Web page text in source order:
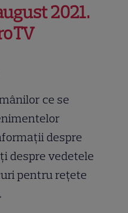
2021.
ce se
despre
despre vedetele
pentru rețete